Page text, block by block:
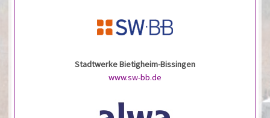
Stadtwerke Bietigheim-Bissingen
www.sw-bb.de